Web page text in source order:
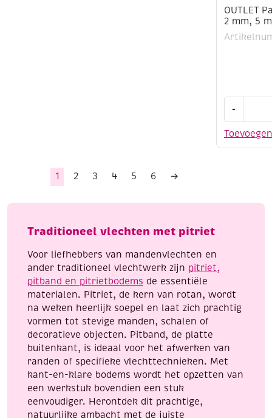
OUTLET
2 mm, 5
Toevoegen
-
/
1 2 3 4 5 6 →
Traditioneel vlechten met pitriet
Voor liefhebbers van mandenvlechten en
ander traditioneel vlechtwerk zijn pitriet,
pitband en pitrietbodems de essentiële
materialen. Pitriet, de kern van rotan, wordt
na weken heerlijk soepel en laat zich prachtig
vormen tot stevige manden, schalen of
decoratieve objecten. Pitband, de platte
buitenkant, is ideaal voor het afwerken van
randen of specifieke vlechttechnieken. Met
kant-en-klare bodems wordt het opzetten van
een werkstuk bovendien een stuk
eenvoudiger. Herontdek dit prachtige,
natuurlijke ambacht met de juiste